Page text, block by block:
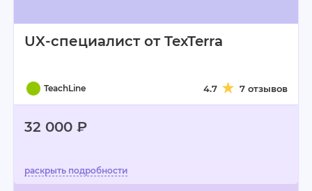
UX-специалист от TexTerra
TeachLine 4.7 7 отзывов
32 000 ₽